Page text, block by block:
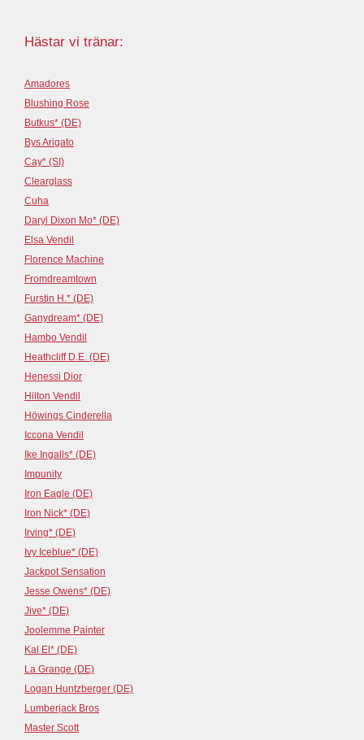
Hästar vi tränar:
Amadores
Blushing Rose
Butkus* (DE)
Bys Arigato
Cay* (SI)
Clearglass
Cuha
Daryl Dixon Mo* (DE)
Elsa Vendil
Florence Machine
Fromdreamtown
Furstin H.* (DE)
Ganydream* (DE)
Hambo Vendil
Heathcliff D.E. (DE)
Henessi Dior
Hilton Vendil
Höwings Cinderella
Iccona Vendil
Ike Ingalls* (DE)
Impunity
Iron Eagle (DE)
Iron Nick* (DE)
Irving* (DE)
Ivy Iceblue* (DE)
Jackpot Sensation
Jesse Owens* (DE)
Jive* (DE)
Joolemme Painter
Kal El* (DE)
La Grange (DE)
Logan Huntzberger (DE)
Lumberjack Bros
Master Scott